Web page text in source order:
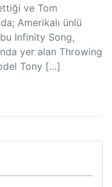
ve Tom
Amerikalı ünlü
Infinity Song,
yer alan Throwing
Tony […]